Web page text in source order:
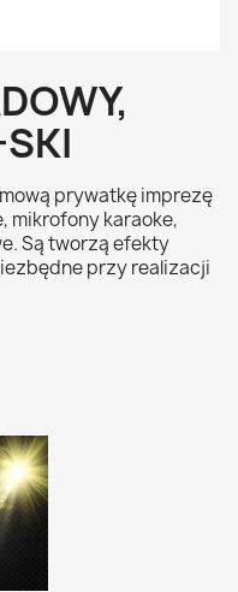
prywatkę imprezę
mikrofony karaoke,
Są tworzą efekty
przy realizacji